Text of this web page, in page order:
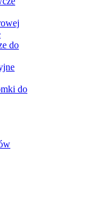
do
do